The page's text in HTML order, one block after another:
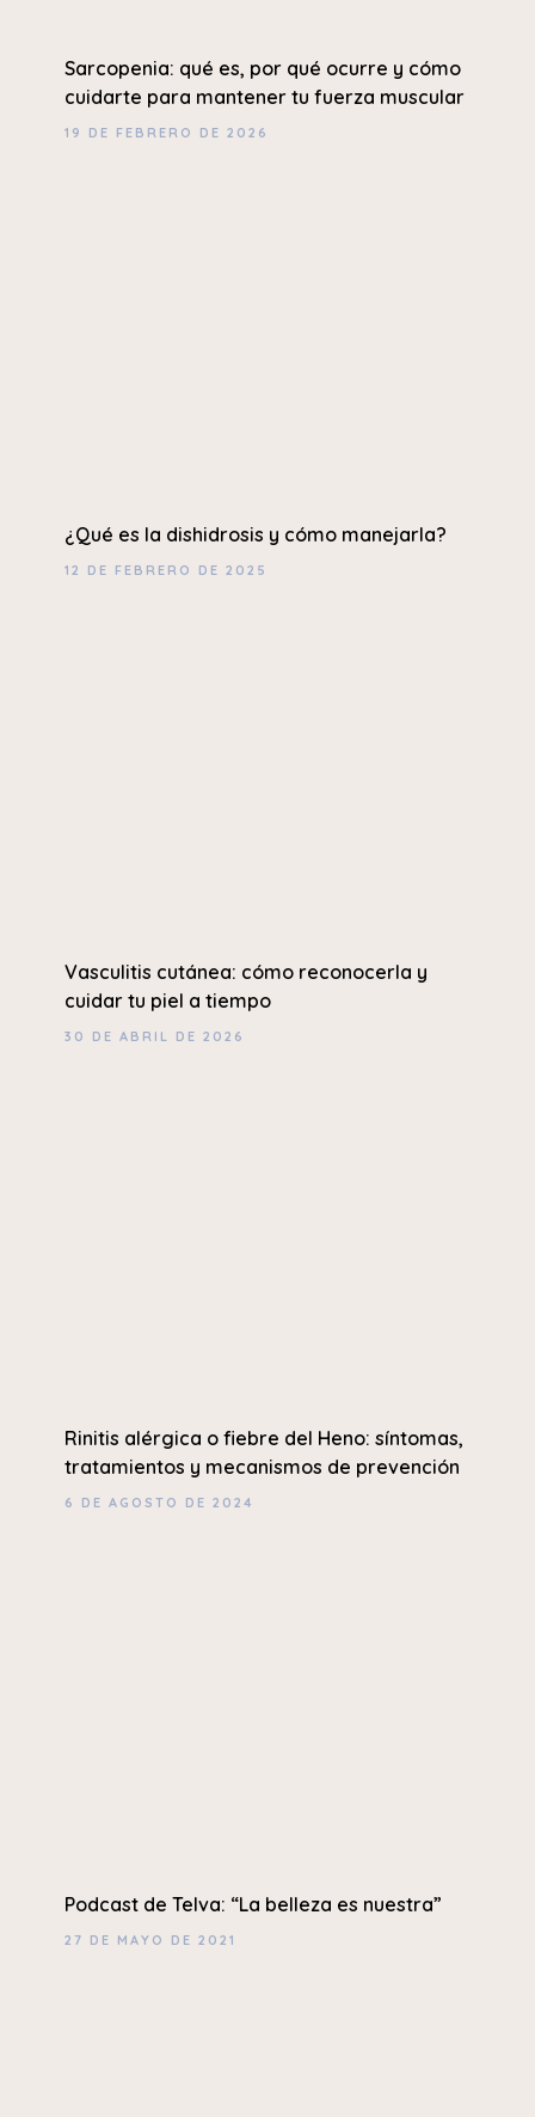
Sarcopenia: qué es, por qué ocurre y cómo
cuidarte para mantener tu fuerza muscular
19 DE FEBRERO DE 2026
¿Qué es la dishidrosis y cómo manejarla?
12 DE FEBRERO DE 2025
Vasculitis cutánea: cómo reconocerla y
cuidar tu piel a tiempo
30 DE ABRIL DE 2026
Rinitis alérgica o fiebre del Heno: síntomas,
tratamientos y mecanismos de prevención
6 DE AGOSTO DE 2024
Podcast de Telva: “La belleza es nuestra”
27 DE MAYO DE 2021